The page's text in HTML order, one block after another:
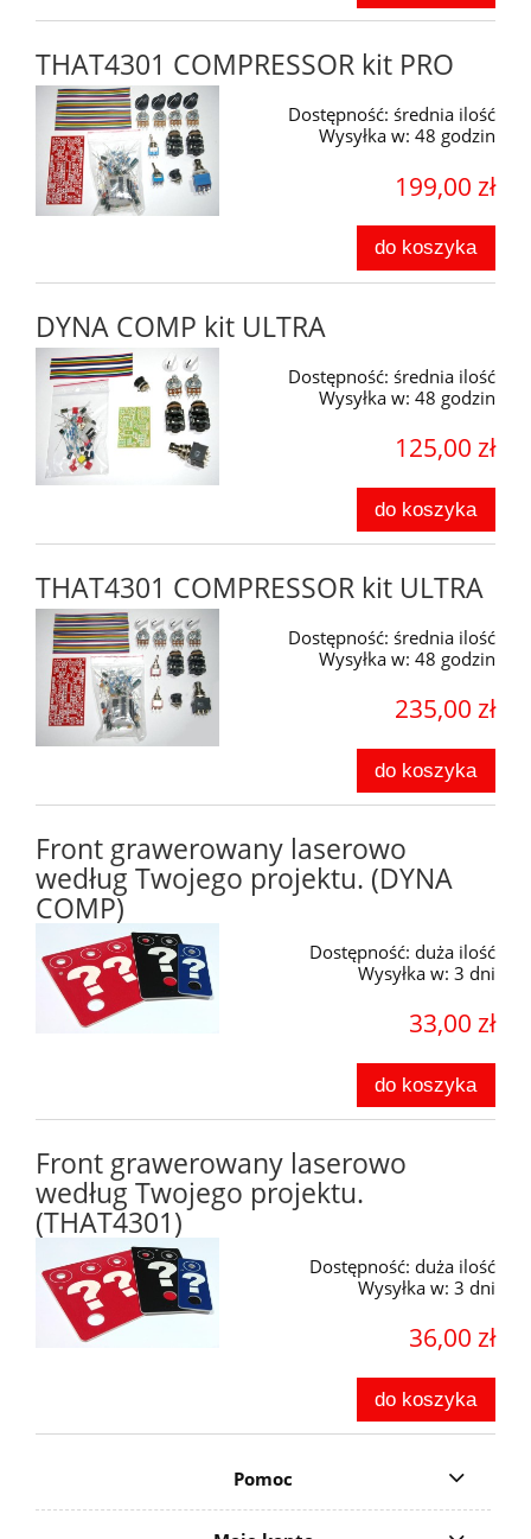
THAT4301 COMPRESSOR kit PRO
Dostępność: średnia ilość
Wysyłka w: 48 godzin
199,00 zł
do koszyka
DYNA COMP kit ULTRA
Dostępność: średnia ilość
Wysyłka w: 48 godzin
125,00 zł
do koszyka
THAT4301 COMPRESSOR kit ULTRA
Dostępność: średnia ilość
Wysyłka w: 48 godzin
235,00 zł
do koszyka
Front grawerowany laserowo
według Twojego projektu. (DYNA
COMP)
Dostępność: duża ilość
Wysyłka w: 3 dni
33,00 zł
do koszyka
Front grawerowany laserowo
według Twojego projektu.
(THAT4301)
Dostępność: duża ilość
Wysyłka w: 3 dni
36,00 zł
do koszyka
Pomoc